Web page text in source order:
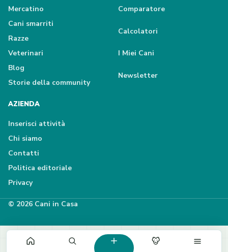
Mercatino
Cani smarriti
Razze
Veterinari
Blog
Storie della community
Comparatore
Calcolatori
I Miei Cani
Newsletter
AZIENDA
Inserisci attività
Chi siamo
Contatti
Politica editoriale
Privacy
© 2026 Cani in Casa